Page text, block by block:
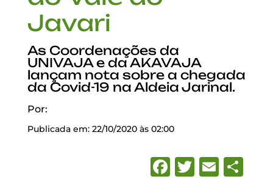
Javari
As Coordenações da
UNIVAJA e da AKAVAJA
lançam nota sobre a chegada
da Covid-19 na Aldeia Jarinal.
Por:
Publicada em: 22/10/2020 às 02:00
Facebook
Twitter